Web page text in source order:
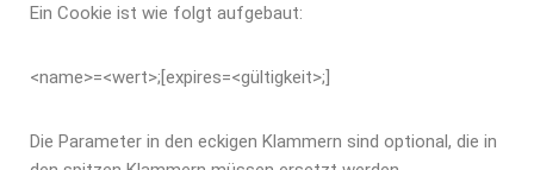
Ein Cookie ist wie folgt aufgebaut:
<name>=<wert>;[expires=<gültigkeit>;]
Die Parameter in den eckigen Klammern sind optional, die in